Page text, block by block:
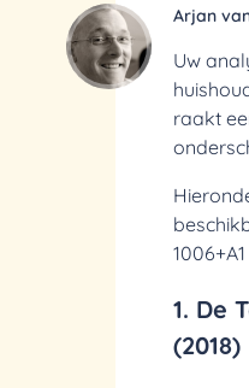
Arjan
Uw
raakt
1. De
(2018)